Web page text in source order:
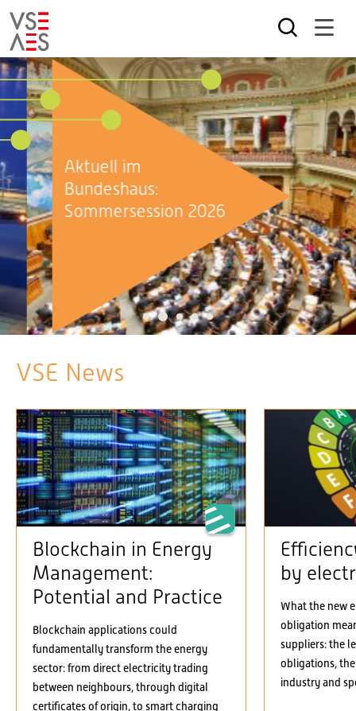
Skip
to
main
content
Aktuell im
Bundeshaus:
Sommersession 2026
1 2 3 4 5
VSE News
Blockchain in Energy
Management:
Potential and Practice
Blockchain applications could
fundamentally transform the energy
sector: from direct electricity trading
between neighbours, through digital
certificates of origin, to smart charging
by
What the new
obligation
suppliers: the
obligations,
industry and